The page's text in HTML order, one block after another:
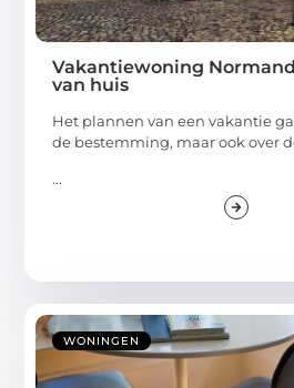
Vakantiewoning
van huis
Het plannen van een vakantie
de bestemming, maar ook over
...
WONINGEN